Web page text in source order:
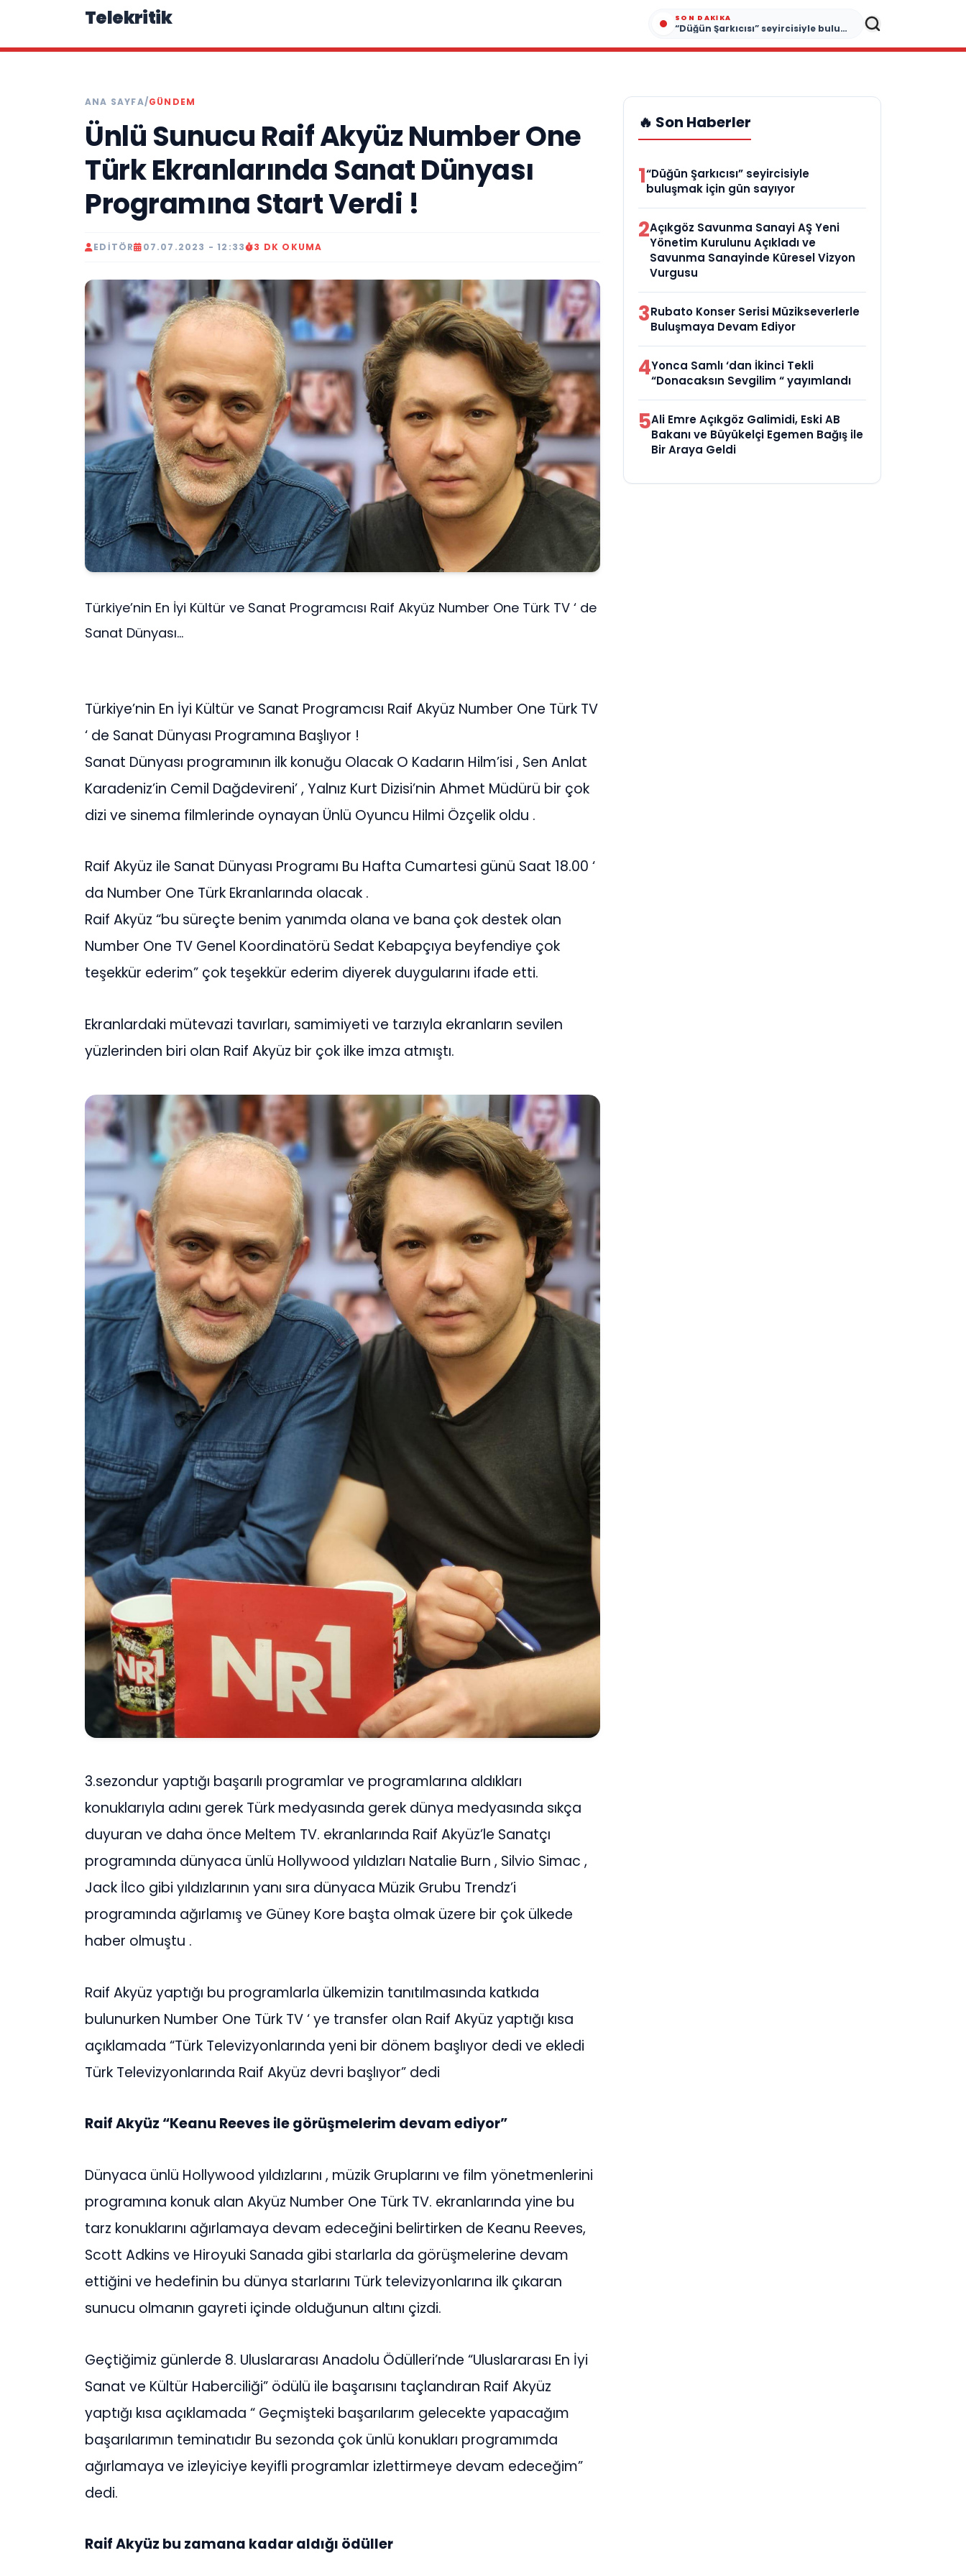
Telekritik SON DAKIKA
“Düğün Şarkıcısı” seyircisiyle buluşmak için gün sayıyor
ANA SAYFA/GÜNDEM
Ünlü Sunucu Raif Akyüz Number One
Türk Ekranlarında Sanat Dünyası
Programına Start Verdi !
EDITÖR 07.07.2023 - 12:33 3 DK OKUMA
Türkiye’nin En İyi Kültür ve Sanat Programcısı Raif Akyüz Number One Türk TV ‘ de
Sanat Dünyası...
Türkiye’nin En İyi Kültür ve Sanat Programcısı Raif Akyüz Number One Türk TV
‘ de Sanat Dünyası Programına Başlıyor !
Sanat Dünyası programının ilk konuğu Olacak O Kadarın Hilm’isi , Sen Anlat
Karadeniz’in Cemil Dağdevireni’ , Yalnız Kurt Dizisi’nin Ahmet Müdürü bir çok
dizi ve sinema filmlerinde oynayan Ünlü Oyuncu Hilmi Özçelik oldu .
Raif Akyüz ile Sanat Dünyası Programı Bu Hafta Cumartesi günü Saat 18.00 ‘
da Number One Türk Ekranlarında olacak .
Raif Akyüz “bu süreçte benim yanımda olana ve bana çok destek olan
Number One TV Genel Koordinatörü Sedat Kebapçıya beyfendiye çok
teşekkür ederim” çok teşekkür ederim diyerek duygularını ifade etti.
Ekranlardaki mütevazi tavırları, samimiyeti ve tarzıyla ekranların sevilen
yüzlerinden biri olan Raif Akyüz bir çok ilke imza atmıştı.
3.sezondur yaptığı başarılı programlar ve programlarına aldıkları
konuklarıyla adını gerek Türk medyasında gerek dünya medyasında sıkça
duyuran ve daha önce Meltem TV. ekranlarında Raif Akyüz’le Sanatçı
programında dünyaca ünlü Hollywood yıldızları Natalie Burn , Silvio Simac ,
Jack İlco gibi yıldızlarının yanı sıra dünyaca Müzik Grubu Trendz’i
programında ağırlamış ve Güney Kore başta olmak üzere bir çok ülkede
haber olmuştu .
Raif Akyüz yaptığı bu programlarla ülkemizin tanıtılmasında katkıda
bulunurken Number One Türk TV ‘ ye transfer olan Raif Akyüz yaptığı kısa
açıklamada “Türk Televizyonlarında yeni bir dönem başlıyor dedi ve ekledi
Türk Televizyonlarında Raif Akyüz devri başlıyor” dedi
Raif Akyüz “Keanu Reeves ile görüşmelerim devam ediyor”
Dünyaca ünlü Hollywood yıldızlarını , müzik Gruplarını ve film yönetmenlerini
programına konuk alan Akyüz Number One Türk TV. ekranlarında yine bu
tarz konuklarını ağırlamaya devam edeceğini belirtirken de Keanu Reeves,
Scott Adkins ve Hiroyuki Sanada gibi starlarla da görüşmelerine devam
ettiğini ve hedefinin bu dünya starlarını Türk televizyonlarına ilk çıkaran
sunucu olmanın gayreti içinde olduğunun altını çizdi.
Geçtiğimiz günlerde 8. Uluslararası Anadolu Ödülleri’nde “Uluslararası En İyi
Sanat ve Kültür Haberciliği” ödülü ile başarısını taçlandıran Raif Akyüz
yaptığı kısa açıklamada “ Geçmişteki başarılarım gelecekte yapacağım
başarılarımın teminatıdır Bu sezonda çok ünlü konukları programımda
ağırlamaya ve izleyiciye keyifli programlar izlettirmeye devam edeceğim”
dedi.
Raif Akyüz bu zamana kadar aldığı ödüller
🔥 Son Haberler
1“Düğün Şarkıcısı” seyircisiyle
buluşmak için gün sayıyor
2Açıkgöz Savunma Sanayi AŞ Yeni
Yönetim Kurulunu Açıkladı ve
Savunma Sanayinde Küresel Vizyon
Vurgusu
3Rubato Konser Serisi Müzikseverlerle
Buluşmaya Devam Ediyor
4Yonca Samlı ‘dan İkinci Tekli
“Donacaksın Sevgilim “ yayımlandı
5Ali Emre Açıkgöz Galimidi, Eski AB
Bakanı ve Büyükelçi Egemen Bağış ile
Bir Araya Geldi